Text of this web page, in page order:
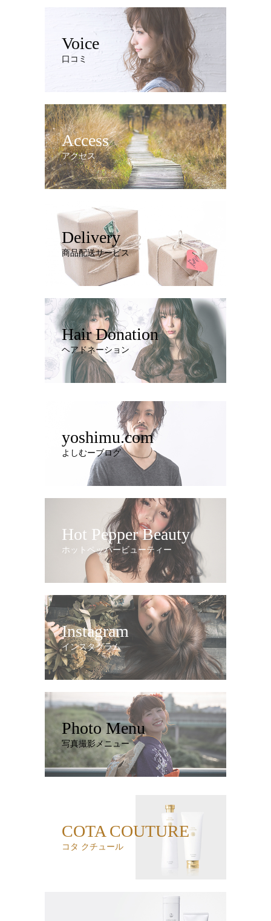
Voice
口コミ
Access
アクセス
Delivery
商品配送サービス
Hair Donation
ヘアドネーション
yoshimu.com
よしむーブログ
Hot Pepper Beauty
ホットペッパービューティー
Instagram
インスタグラム
Photo Menu
写真撮影メニュー
COTA COUTURE
コタ クチュール